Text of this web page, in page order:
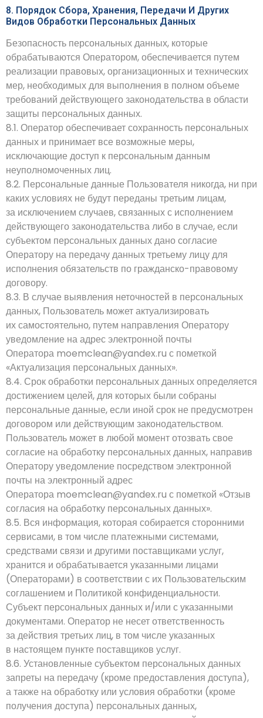
8. Порядок Сбора, Хранения, Передачи И Других
Видов Обработки Персональных Данных
Безопасность персональных данных, которые
обрабатываются Оператором, обеспечивается путем
реализации правовых, организационных и технических
мер, необходимых для выполнения в полном объеме
требований действующего законодательства в области
защиты персональных данных.
8.1. Оператор обеспечивает сохранность персональных
данных и принимает все возможные меры,
исключающие доступ к персональным данным
неуполномоченных лиц.
8.2. Персональные данные Пользователя никогда, ни при
каких условиях не будут переданы третьим лицам,
за исключением случаев, связанных с исполнением
действующего законодательства либо в случае, если
субъектом персональных данных дано согласие
Оператору на передачу данных третьему лицу для
исполнения обязательств по гражданско-правовому
договору.
8.3. В случае выявления неточностей в персональных
данных, Пользователь может актуализировать
их самостоятельно, путем направления Оператору
уведомление на адрес электронной почты
Оператора moemclean@yandex.ru с пометкой
«Актуализация персональных данных».
8.4. Срок обработки персональных данных определяется
достижением целей, для которых были собраны
персональные данные, если иной срок не предусмотрен
договором или действующим законодательством.
Пользователь может в любой момент отозвать свое
согласие на обработку персональных данных, направив
Оператору уведомление посредством электронной
почты на электронный адрес
Оператора moemclean@yandex.ru с пометкой «Отзыв
согласия на обработку персональных данных».
8.5. Вся информация, которая собирается сторонними
сервисами, в том числе платежными системами,
средствами связи и другими поставщиками услуг,
хранится и обрабатывается указанными лицами
(Операторами) в соответствии с их Пользовательским
соглашением и Политикой конфиденциальности.
Субъект персональных данных и/или с указанными
документами. Оператор не несет ответственность
за действия третьих лиц, в том числе указанных
в настоящем пункте поставщиков услуг.
8.6. Установленные субъектом персональных данных
запреты на передачу (кроме предоставления доступа),
а также на обработку или условия обработки (кроме
получения доступа) персональных данных,